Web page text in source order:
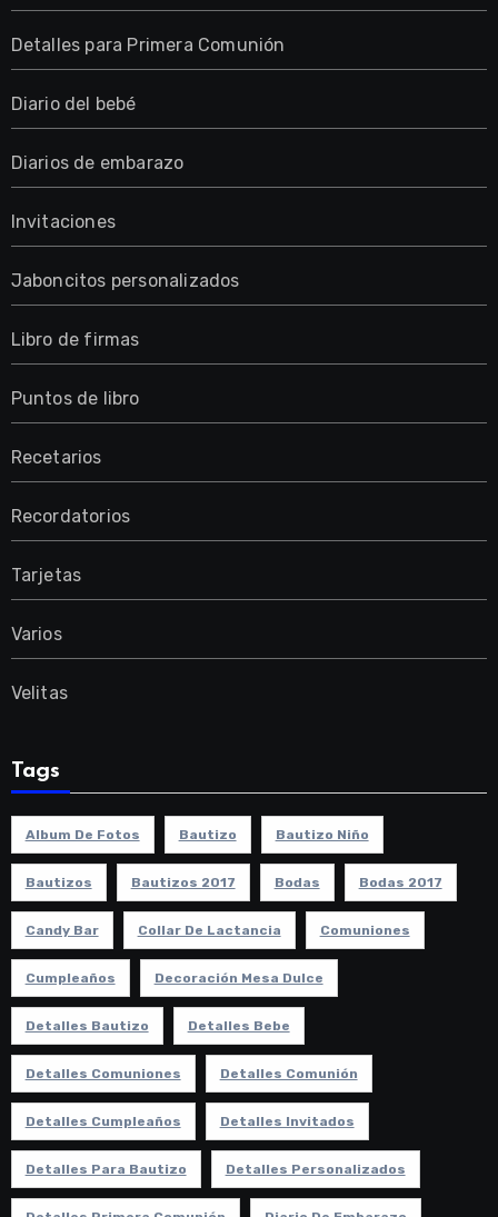
Detalles para Primera Comunión
Diario del bebé
Diarios de embarazo
Invitaciones
Jaboncitos personalizados
Libro de firmas
Puntos de libro
Recetarios
Recordatorios
Tarjetas
Varios
Velitas
Tags
Album De Fotos Bautizo Bautizo Niño
Bautizos Bautizos 2017 Bodas Bodas 2017
Candy Bar Collar De Lactancia Comuniones
Cumpleaños Decoración Mesa Dulce
Detalles Bautizo Detalles Bebe
Detalles Comuniones Detalles Comunión
Detalles Cumpleaños Detalles Invitados
Detalles Para Bautizo Detalles Personalizados